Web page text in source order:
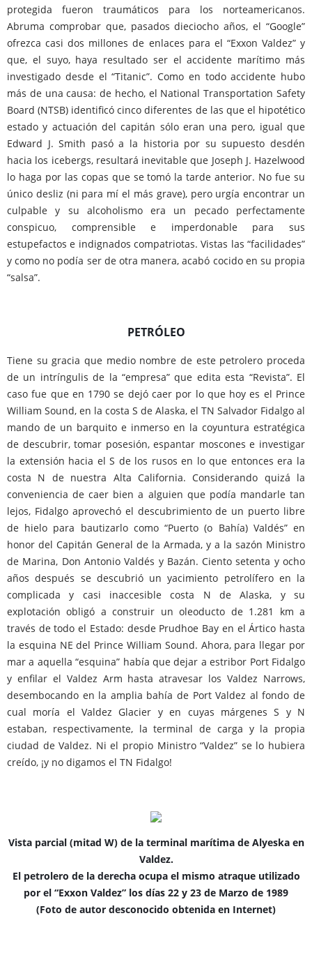
protegida fueron traumáticos para los norteamericanos.
Abruma comprobar que, pasados dieciocho años, el “Google”
ofrezca casi dos millones de enlaces para el “Exxon Valdez” y
que, el suyo, haya resultado ser el accidente marítimo más
investigado desde el “Titanic”. Como en todo accidente hubo
más de una causa: de hecho, el National Transportation Safety
Board (NTSB) identificó cinco diferentes de las que el hipotético
estado y actuación del capitán sólo eran una pero, igual que
Edward J. Smith pasó a la historia por su supuesto desdén
hacia los icebergs, resultará inevitable que Joseph J. Hazelwood
lo haga por las copas que se tomó la tarde anterior. No fue su
único desliz (ni para mí el más grave), pero urgía encontrar un
culpable y su alcoholismo era un pecado perfectamente
conspicuo, comprensible e imperdonable para sus
estupefactos e indignados compatriotas. Vistas las “facilidades”
y como no podía ser de otra manera, acabó cocido en su propia
“salsa”.
PETRÓLEO
Tiene su gracia que medio nombre de este petrolero proceda
de un intríngulis de la “empresa” que edita esta “Revista”. El
caso fue que en 1790 se dejó caer por lo que hoy es el Prince
William Sound, en la costa S de Alaska, el TN Salvador Fidalgo al
mando de un barquito e inmerso en la coyuntura estratégica
de descubrir, tomar posesión, espantar moscones e investigar
la extensión hacia el S de los rusos en lo que entonces era la
costa N de nuestra Alta California. Considerando quizá la
conveniencia de caer bien a alguien que podía mandarle tan
lejos, Fidalgo aprovechó el descubrimiento de un puerto libre
de hielo para bautizarlo como “Puerto (o Bahía) Valdés” en
honor del Capitán General de la Armada, y a la sazón Ministro
de Marina, Don Antonio Valdés y Bazán. Ciento setenta y ocho
años después se descubrió un yacimiento petrolífero en la
complicada y casi inaccesible costa N de Alaska, y su
explotación obligó a construir un oleoducto de 1.281 km a
través de todo el Estado: desde Prudhoe Bay en el Ártico hasta
la esquina NE del Prince William Sound. Ahora, para llegar por
mar a aquella “esquina” había que dejar a estribor Port Fidalgo
y enfilar el Valdez Arm hasta atravesar los Valdez Narrows,
desembocando en la amplia bahía de Port Valdez al fondo de
cual moría el Valdez Glacier y en cuyas márgenes S y N
estaban, respectivamente, la terminal de carga y la propia
ciudad de Valdez. Ni el propio Ministro “Valdez” se lo hubiera
creído, ¡y no digamos el TN Fidalgo!
Vista parcial (mitad W) de la terminal marítima de Alyeska en
Valdez.
El petrolero de la derecha ocupa el mismo atraque utilizado
por el “Exxon Valdez” los días 22 y 23 de Marzo de 1989
(Foto de autor desconocido obtenida en Internet)